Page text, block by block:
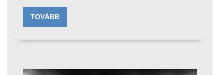
mondani…
TOVÁBBTOVÁBB